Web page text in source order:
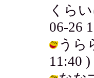
くら
06-26
うら
11:40 )